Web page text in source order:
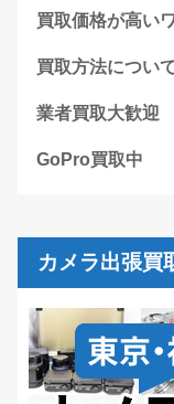
買取価格が高い
買取方法につい
業者買取大歓迎
GoPro買取中
カメラ出張買